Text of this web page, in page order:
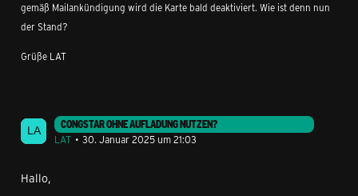
gemäß Mailankündigung wird die Karte bald deaktiviert. Wie ist denn nun
der Stand?
Grüße LAT
CONGSTAR OHNE AUFLADUNG NUTZEN?
LAT
30. Januar 2025 um 21:03
Hallo,